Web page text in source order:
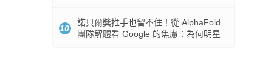
10
諾貝爾獎推手也留不住！從 AlphaFold
團隊解體看 Google 的焦慮：為何明星